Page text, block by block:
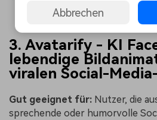
Browser)
3. Avatarify - KI
lebendige
viralen Social-
Gut geeignet für: Nutzer, die
sprechende oder humorvolle
Abbrechen